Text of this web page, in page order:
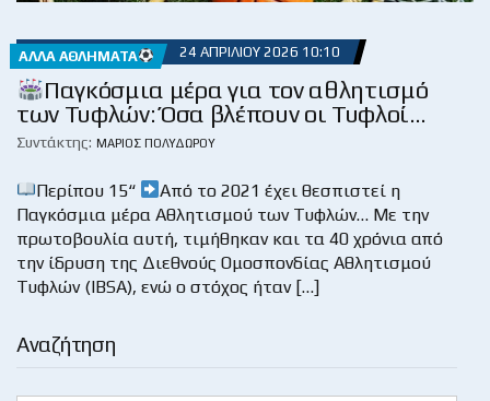
Αναζήτηση
ΆΛΛΑ ΑΘΛΉΜΑΤΑ 24 ΑΠΡΙΛΊΟΥ 2026 10:10
Παγκόσμια μέρα για τον αθλητισμό
των Τυφλών: Όσα βλέπουν οι Τυφλοί…
Συντάκτης: ΜΆΡΙΟΣ ΠΟΛΥΔΏΡΟΥ
Περίπου 15“
Από το 2021 έχει θεσπιστεί η
Παγκόσμια μέρα Αθλητισμού των Τυφλών… Με την
πρωτοβουλία αυτή, τιμήθηκαν και τα 40 χρόνια από
την ίδρυση της Διεθνούς Ομοσπονδίας Αθλητισμού
Τυφλών (IBSA), ενώ ο στόχος ήταν […]